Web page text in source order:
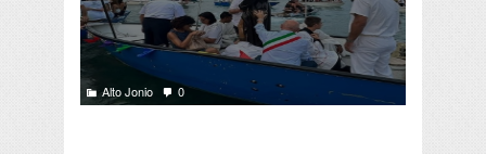
Alto Jonio 0